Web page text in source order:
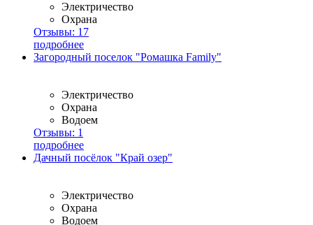
Электричество
Охрана
Отзывы: 17
подробнее
Загородный поселок "Ромашка Family"
Электричество
Охрана
Водоем
Отзывы: 1
подробнее
Дачный посёлок "Край озер"
Электричество
Охрана
Водоем